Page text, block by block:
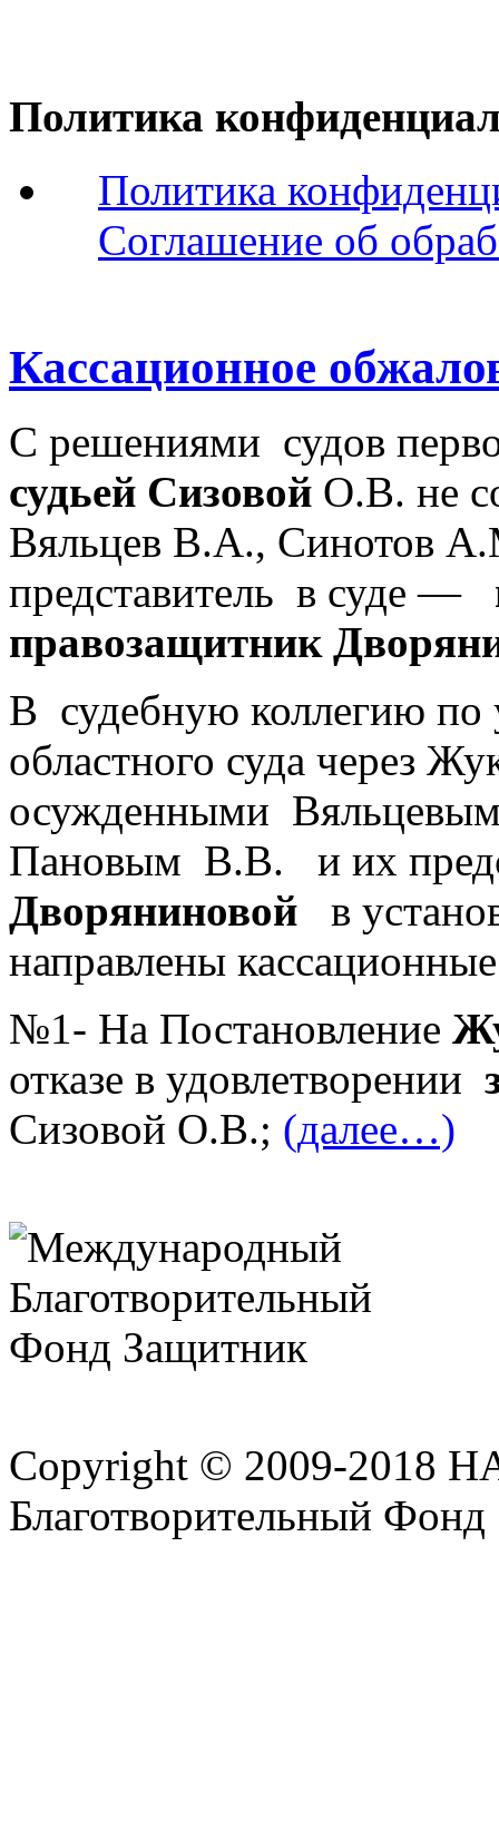
Политика
Политика
Соглашение об
Кассационное
С решениями судов
судьей Сизовой О.В. не
Вяльцев В.А., Синотов
представитель в суде —
правозащитник
В судебную коллегию
областного суда через
осужденными
Пановым В.В.
и их
Дворяниновой в
направлены
№1- На Постановление
отказе в удовлетворении
Сизовой О.В.; (далее…)
Copyright © 2009-2018
Благотворительный